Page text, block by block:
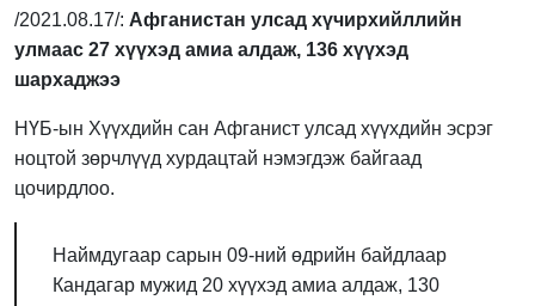
/2021.08.17/: Афганистан улсад хүчирхийллийн
улмаас 27 хүүхэд амиа алдаж, 136 хүүхэд
шархаджээ
НҮБ-ын Хүүхдийн сан Афганист улсад хүүхдийн эсрэг
ноцтой зөрчлүүд хурдацтай нэмэгдэж байгаад
цочирдлоо.
Наймдугаар сарын 09-ний өдрийн байдлаар
Кандагар мужид 20 хүүхэд амиа алдаж, 130